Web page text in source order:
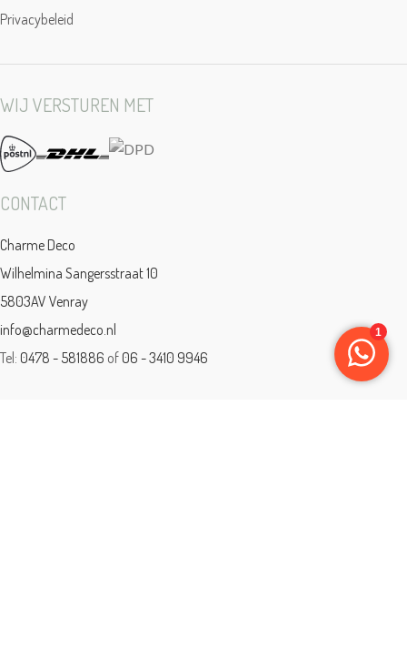
Privacybeleid
WIJ VERSTUREN MET
CONTACT
Charme Deco
Wilhelmina Sangersstraat 10
5803AV Venray
info@charmedeco.nl
Tel: 0478 - 581886 of 06 - 3410 9946